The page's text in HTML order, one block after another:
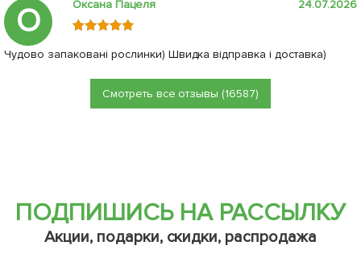
О Оксана Пацеля 24.07.2026
Чудово запаковані рослинки) Швидка відправка і доставка)
Смотреть все отзывы (16587)
ПОДПИШИСЬ НА РАССЫЛКУ
Акции, подарки, скидки, распродажа